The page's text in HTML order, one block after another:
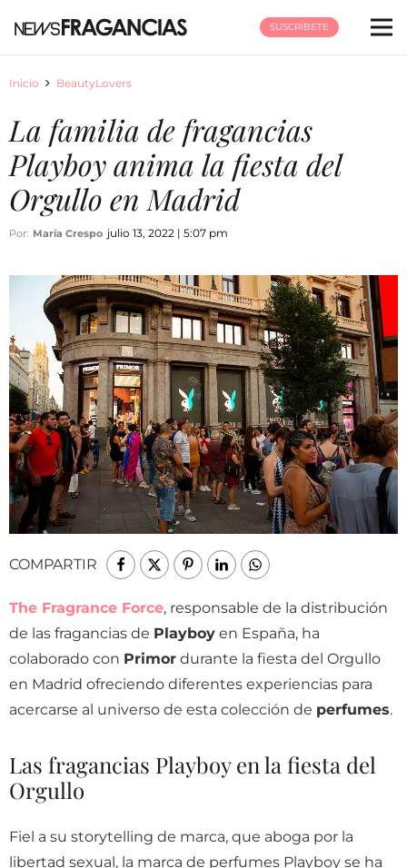
SUSCRÍBETE
Inicio BeautyLovers
La familia de fragancias
Playboy anima la fiesta del
Orgullo en Madrid
Por: María Crespo julio 13, 2022 | 5:07 pm
COMPARTIR
The Fragrance Force, responsable de la distribución
de las fragancias de Playboy en España, ha
colaborado con Primor durante la fiesta del Orgullo
en Madrid ofreciendo diferentes experiencias para
acercarse al universo de esta colección de perfumes.
Las fragancias Playboy en la fiesta del
Orgullo
Fiel a su storytelling de marca, que aboga por la
libertad sexual, la marca de perfumes Playboy se ha